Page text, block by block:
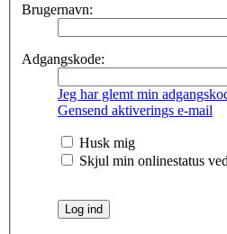
Brugernavn:
Adgangskode:
Jeg har glemt min
Gensend aktiverings e-mail
Husk mig
Skjul min onlinestatus